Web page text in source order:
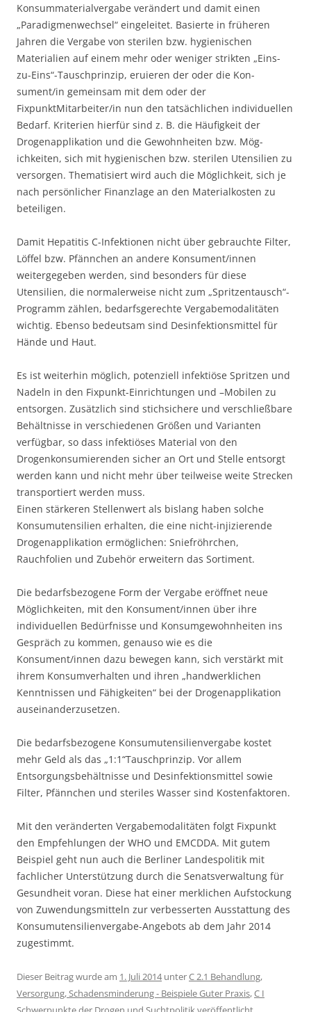
Konsummaterialvergabe verändert und damit einen
„Paradigmenwechsel“ eingeleitet. Basierte in früheren
Jahren die Vergabe von sterilen bzw. hygienischen
Materialien auf einem mehr oder weniger strikten „Eins-
zu-Eins“-Tauschprinzip, eruieren der oder die Kon-
sument/in gemeinsam mit dem oder der
FixpunktMitarbeiter/in nun den tatsächlichen individuellen
Bedarf. Kriterien hierfür sind z. B. die Häufigkeit der
Drogenapplikation und die Gewohnheiten bzw. Mög-
ichkeiten, sich mit hygienischen bzw. sterilen Utensilien zu
versorgen. Thematisiert wird auch die Möglichkeit, sich je
nach persönlicher Finanzlage an den Materialkosten zu
beteiligen.
Damit Hepatitis C-Infektionen nicht über gebrauchte Filter,
Löffel bzw. Pfännchen an andere Konsument/innen
weitergegeben werden, sind besonders für diese
Utensilien, die normalerweise nicht zum „Spritzentausch“-
Programm zählen, bedarfsgerechte Vergabemodalitäten
wichtig. Ebenso bedeutsam sind Desinfektionsmittel für
Hände und Haut.
Es ist weiterhin möglich, potenziell infektiöse Spritzen und
Nadeln in den Fixpunkt-Einrichtungen und –Mobilen zu
entsorgen. Zusätzlich sind stichsichere und verschließbare
Behältnisse in verschiedenen Größen und Varianten
verfügbar, so dass infektiöses Material von den
Drogenkonsumierenden sicher an Ort und Stelle entsorgt
werden kann und nicht mehr über teilweise weite Strecken
transportiert werden muss.
Einen stärkeren Stellenwert als bislang haben solche
Konsumutensilien erhalten, die eine nicht-injizierende
Drogenapplikation ermöglichen: Sniefröhrchen,
Rauchfolien und Zubehör erweitern das Sortiment.
Die bedarfsbezogene Form der Vergabe eröffnet neue
Möglichkeiten, mit den Konsument/innen über ihre
individuellen Bedürfnisse und Konsumgewohnheiten ins
Gespräch zu kommen, genauso wie es die
Konsument/innen dazu bewegen kann, sich verstärkt mit
ihrem Konsumverhalten und ihren „handwerklichen
Kenntnissen und Fähigkeiten“ bei der Drogenapplikation
auseinanderzusetzen.
Die bedarfsbezogene Konsumutensilienvergabe kostet
mehr Geld als das „1:1“Tauschprinzip. Vor allem
Entsorgungsbehältnisse und Desinfektionsmittel sowie
Filter, Pfännchen und steriles Wasser sind Kostenfaktoren.
Mit den veränderten Vergabemodalitäten folgt Fixpunkt
den Empfehlungen der WHO und EMCDDA. Mit gutem
Beispiel geht nun auch die Berliner Landespolitik mit
fachlicher Unterstützung durch die Senatsverwaltung für
Gesundheit voran. Diese hat einer merklichen Aufstockung
von Zuwendungsmitteln zur verbesserten Ausstattung des
Konsumutensilienvergabe-Angebots ab dem Jahr 2014
zugestimmt.
Dieser Beitrag wurde am 1. Juli 2014unterC 2.1 Behandlung,
Versorgung, Schadensminderung - Beispiele Guter Praxis,C I